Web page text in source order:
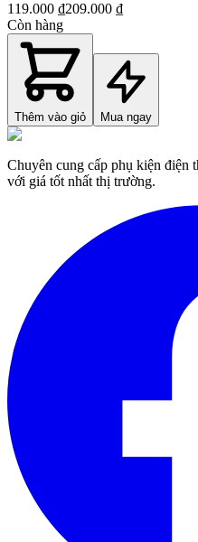
119.000 ₫209.000 ₫
Còn hàng
Thêm vào giỏ Mua ngay
Chuyên cung cấp phụ kiện điện
với giá tốt nhất thị trường.